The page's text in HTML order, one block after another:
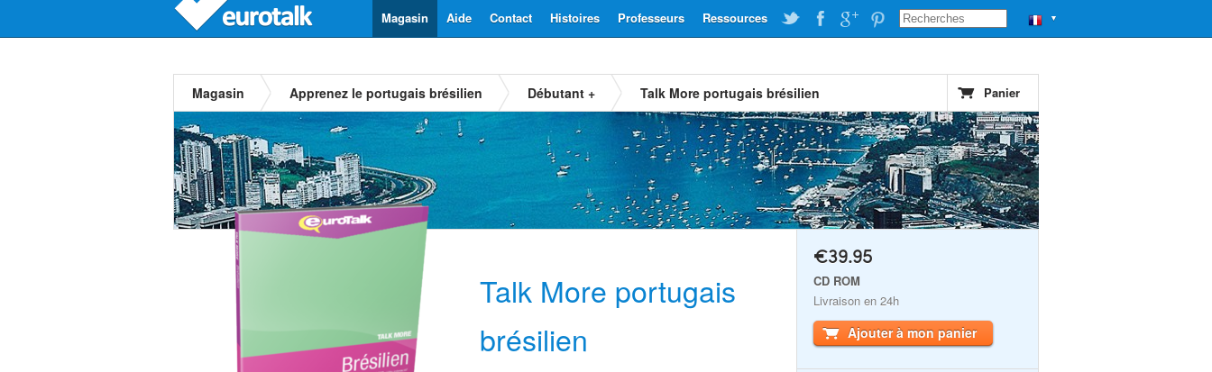
▼
Ressources
Professeurs
Histoires
Contact
Aide
Magasin
Magasin Apprenez le portugais brésilien Débutant + Talk More portugais brésilien Panier
Talk More portugais
brésilien
€39.95
CD ROM
Livraison en 24h
Ajouter à mon panier